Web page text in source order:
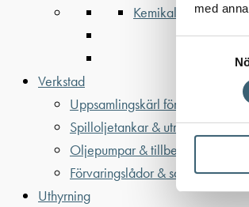
med
Kemikalietankar
Verkstad
Uppsamlingskärl för fat & IBC
Spilloljetankar & utrustning
Oljepumpar & tillbehör
Förvaringslådor & sandlådor
Uthyrning